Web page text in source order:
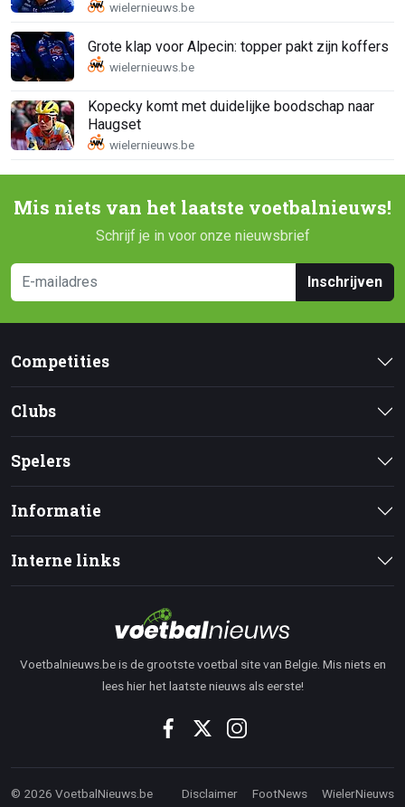
Grote klap voor Alpecin: topper pakt zijn koffers
Kopecky komt met duidelijke boodschap naar
Haugset
Mis niets van het laatste voetbalnieuws!
Schrijf je in voor onze nieuwsbrief
Inschrijven
Competities
Clubs
Spelers
Informatie
Interne links
Voetbalnieuws.be is de grootste voetbal site van Belgie. Mis niets en
lees hier het laatste nieuws als eerste!
© 2026 VoetbalNieuws.be Disclaimer FootNews WielerNieuws